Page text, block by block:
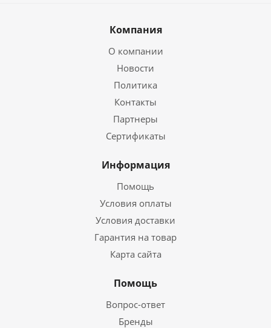
Компания
О компании
Новости
Политика
Контакты
Партнеры
Сертификаты
Информация
Помощь
Условия оплаты
Условия доставки
Гарантия на товар
Карта сайта
Помощь
Вопрос-ответ
Бренды